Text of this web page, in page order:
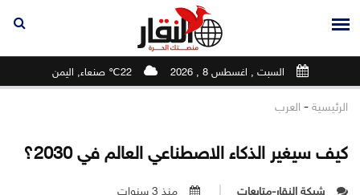
السبت , اغسطس 8 , 2026 22℃ صنعاء, اليمن
الرئيسية - العرب
كيف سيغير الذكاء الاصطناعي العالم في 2030؟
شبكة النقار-متابعات منذ 3 سنوات